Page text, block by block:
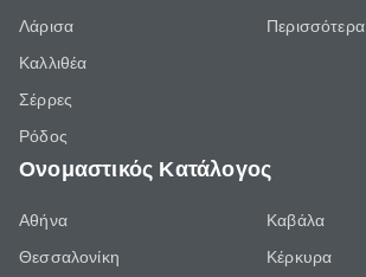
Λάρισα
Καλλιθέα
Σέρρες
Ρόδος
Περισσότερα
Ονομαστικός Κατάλογος
Αθήνα
Θεσσαλονίκη
Καβάλα
Κέρκυρα